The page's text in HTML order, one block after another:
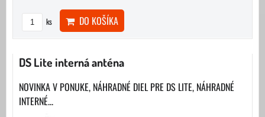
ks DO KOŠÍKA
DS Lite interná anténa
NOVINKA V PONUKE, NÁHRADNÉ DIEL PRE DS LITE, NÁHRADNÉ
INTERNÉ...